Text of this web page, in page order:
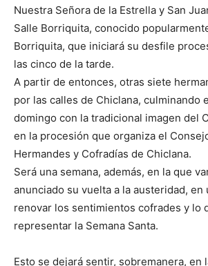
Nuestra Señora de la Estrella y San
Salle Borriquita, conocido
Borriquita, que iniciará su desfile
las cinco de la tarde.
A partir de entonces, otras siete
por las calles de Chiclana, culminando
domingo con la tradicional imagen del
en la procesión que organiza el
Hermandes y Cofradías de Chiclana.
Será una semana, además, en la que
anunciado su vuelta a la austeridad, en
renovar los sentimientos cofrades y lo
representar la Semana Santa.
Esto se dejará sentir, sobremanera, en